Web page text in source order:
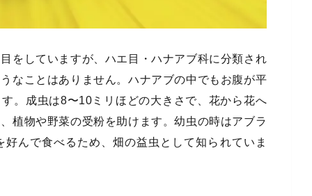
をしていますが、ハエ目・ハナアブ科に分類され
なことはありません。ハナアブの中でもお腹が平
。成虫は8〜10ミリほどの大きさで、花から花へ
植物や野菜の受粉を助けます。幼虫の時はアブラ
んで食べるため、畑の益虫として知られていま